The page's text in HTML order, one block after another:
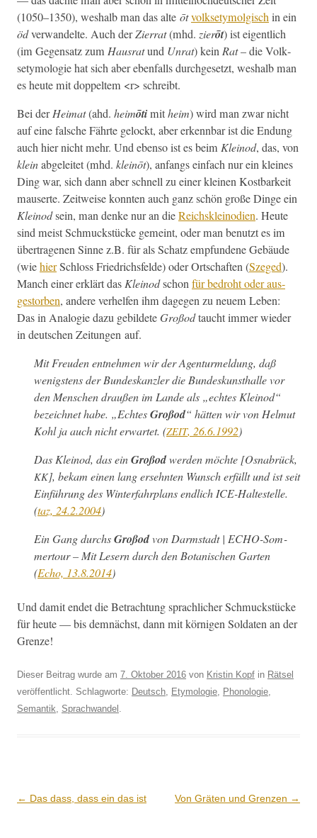
(1050–1350), weshalb man das alte ōtvolk­se­t­y­mol­gischin ein
ödver­wan­delte. Auch derZier­rat(mhd. zierōt) ist eigentlich
(im Gegen­satz zum Haus­ratund Unrat) kein Rat– die Volk­
se­t­y­molo­gie hat sich aber eben­falls durchge­set­zt, weshalb man
es heute mit dop­pel­tem <r> schreibt.
Bei derHeimat(ahd. heimōtimitheim) wird man zwar nicht
auf eine falsche Fährte gelockt, aber erkennbar ist die Endung
auch hier nicht mehr. Und eben­so ist es beim Klein­od, das, von
kleinabgeleit­et (mhd. kleinōt), anfangs ein­fach nur ein kleines
Ding war, sich dann aber schnell zu ein­er kleinen Kost­barkeit
mauserte. Zeitweise kon­nten auch ganz schön große Dinge ein
Klein­odsein, man denke nur an dieReich­sklein­o­di­en. Heute
sind meist Schmuck­stücke gemeint, oder man benutzt es im
über­tra­ge­nen Sinne z.B. für als Schatz emp­fun­dene Gebäude
(wiehierSchloss Friedrichs­felde) oder Ortschaften (Szeged).
Manch ein­er erk­lärt das Klein­odschonfür bedro­ht oder aus­
gestor­ben, andere ver­helfen ihm dage­gen zu neuem Leben:
Das in Analo­gie dazu gebildeteGroßodtaucht immer wieder
in deutschen Zeitun­gen auf.
Mit Freuden ent­nehmen wir der Agen­turmel­dung, daß
wenig­stens der Bun­deskan­zler die Bun­deskun­sthalle vor
den Men­schen draußen im Lande als „echt­es Klein­od“
beze­ich­net habe. „Echt­esGroßod“ hät­ten wir von Hel­mut
Kohl ja auch nicht erwartet. (ZEIT, 26.6.1992)
Das Klein­od, das einGroßodwer­den möchte [Osnabrück,
KK], bekam einen lang ersehn­ten Wun­sch erfüllt und ist seit
Ein­führung des Win­ter­fahrplans endlich ICE-Hal­testelle.
(taz, 24.2.2004)
Ein Gang durchsGroßodvon Darm­stadt | ECHO-Som­
mer­tour – Mit Lesern durch den Botanis­chen Garten
(Echo, 13.8.2014)
Und damit endet die Betra­ch­tung sprach­lich­er Schmuck­stücke
für heute — bis dem­nächst, dann mit körni­gen Sol­dat­en an der
Grenze!
Dieser Beitrag wurde am 7. Oktober 2016 von Kristin Kopf in Rätsel
veröffentlicht. Schlagworte: Deutsch Etymologie Phonologie
Semantik
Sprachwandel
Beitrags-
← Das dass, dass ein das ist Von Gräten und Grenzen →